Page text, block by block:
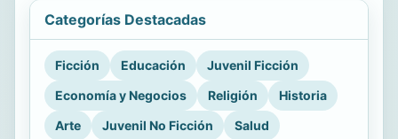
Categorías Destacadas
Ficción Educación
Juvenil Ficción
Economía y Negocios
Religión
Historia
Arte
Juvenil No Ficción Salud